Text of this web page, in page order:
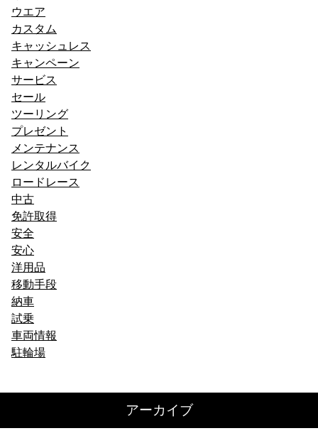
ョ
ン
ウエア
カスタム
キャッシュレス
キャンペーン
サービス
セール
ツーリング
プレゼント
メンテナンス
レンタルバイク
ロードレース
中古
免許取得
安全
安心
洋用品
移動手段
納車
試乗
車両情報
駐輪場
アーカイブ